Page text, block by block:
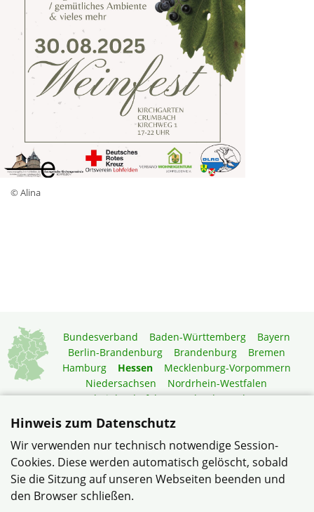
© Alina
Bundesverband Baden-Württemberg
Bayern
Berlin-Brandenburg
Brandenburg
Bremen
Hamburg
Hessen
Mecklenburg-Vorpommern
Niedersachsen
Nordrhein-Westfalen
Rheinland-Pfalz
Saarland
Sachsen
Mitgliedermagazin
Gartenberatung
© Verband Wohneigentum Lohfelden e.V. im Verband
Wohneigentum Hessen e.V.
Hinweis zum Datenschutz
Wir verwenden nur technisch notwendige Session-
Cookies. Diese werden automatisch gelöscht, sobald
Sie die Sitzung auf unseren Webseiten beenden und
den Browser schließen.